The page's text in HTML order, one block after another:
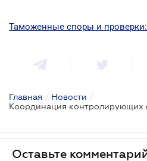
Таможенные споры и проверки:
Главная / Новости /
Оставьте